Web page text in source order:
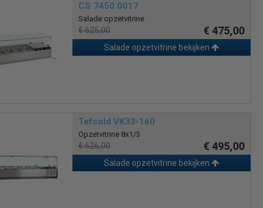
CS 7450.0017
Salade opzetvitrine
€ 625,00 € 475,00
Salade opzetvitrine bekijken
Tefcold VK33-160
Opzetvitrine 8x1/3
€ 626,00 € 495,00
Salade opzetvitrine bekijken